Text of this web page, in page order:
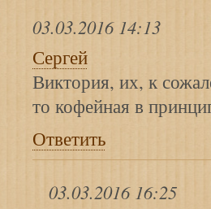
03.03.2016 14:13
Сергей
Виктория, их, к
то кофейная в
Ответить
03.03.2016 16:25